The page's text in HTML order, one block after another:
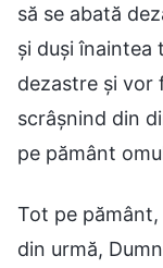
să se abată
și duși înaintea
dezastre şi vor
scrâşnind din
pe pământ
Tot pe pământ,
din urmă,